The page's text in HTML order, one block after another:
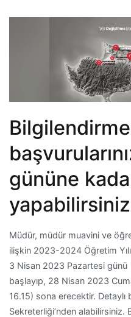
gününe
Müdür, müdür muavini ve
ilişkin 2023-2024 Öğretim
3 Nisan 2023 Pazartesi günü
başlayıp, 28 Nisan 2023
16.15) sona erecektir.
Sekreterliği’nden